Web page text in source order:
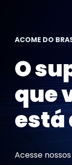
ACOME DO
O
que
está
Acesse